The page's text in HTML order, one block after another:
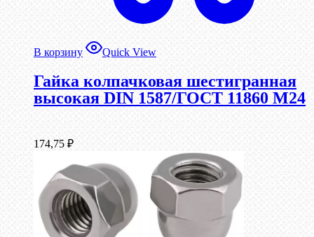
В корзину Quick View
Гайка колпачковая шестигранная
высокая DIN 1587/ГОСТ 11860 М24
174,75 ₽